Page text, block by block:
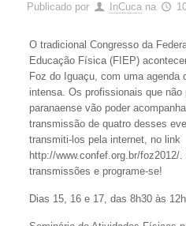
Publicado por InCuca na
O tradicional Congresso da
Educação Física (FIEP)
Foz do Iguaçu, com uma agenda
intensa. Os profissionais que
paranaense vão poder
transmissão de quatro desses
transmiti-los pela internet, no link
http://www.confef.org.br/foz2012/
transmissões e programe-se!
Dias 15, 16 e 17, das 8h30 às 12h